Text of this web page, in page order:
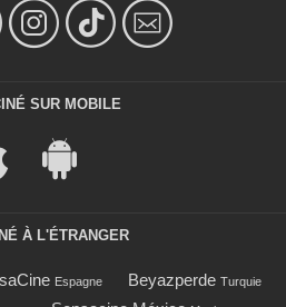
SUR MOBILE
À L'ÉTRANGER
Espagne Beyazperde Turquie